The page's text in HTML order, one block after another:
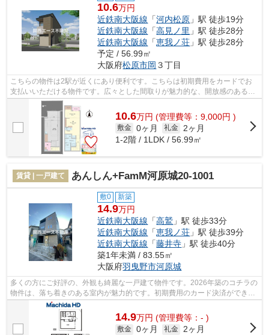
10.6万円
近鉄南大阪線 「河内松原 」駅 徒歩19分
近鉄南大阪線 「高見ノ里 」駅 徒歩28分
近鉄南大阪線 「恵我ノ荘 」駅 徒歩28分
予定 / 56.99㎡
大阪府松原市岡 ３丁目
こちらの物件は2駅が近くにあり便利です。こちらは初期費用をカードでお
支払いいただける物件です。広々とした間取りが魅力的な、開放感のある一
戸建ての物件です。関西エース不動産で...
10.6万円 (管理費等：9,000円 )
敷金 0ヶ月 礼金
2ヶ月
1-2階 / 1LDK / 56.99㎡
賃貸 | 一戸建て あんしん+FamM河原城20-1001
敷0 新築
14.9万円
近鉄南大阪線 「高鷲 」駅 徒歩33分
近鉄南大阪線 「恵我ノ荘 」駅 徒歩39分
近鉄南大阪線 「藤井寺 」駅 徒歩40分
築1年未満 / 83.55㎡
大阪府羽曳野市河原城
多くの方にご好評の、外観も綺麗な一戸建て物件です。2026年築のコチラの
物件は、落ち着きのある室内が魅力的です。初期費用のカード決済ができま
す。羽曳野市にある近鉄南大阪線高鷲...
14.9万円 (管理費等：- )
敷金 0ヶ月 礼金 2ヶ月